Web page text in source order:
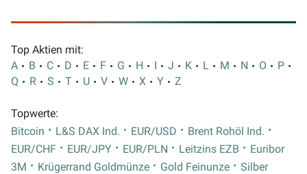
Top Aktien mit:
A
B C D E F G H I J K L M N O
P
Q
R S T U V W X Y Z
Topwerte:
Bitcoin
L&S DAX Ind. EUR/USD
Brent Rohöl Ind.
EUR/CHF
EUR/JPY EUR/PLN Leitzins EZB
Euribor
3M
Krügerrand Goldmünze Gold Feinunze
Silber